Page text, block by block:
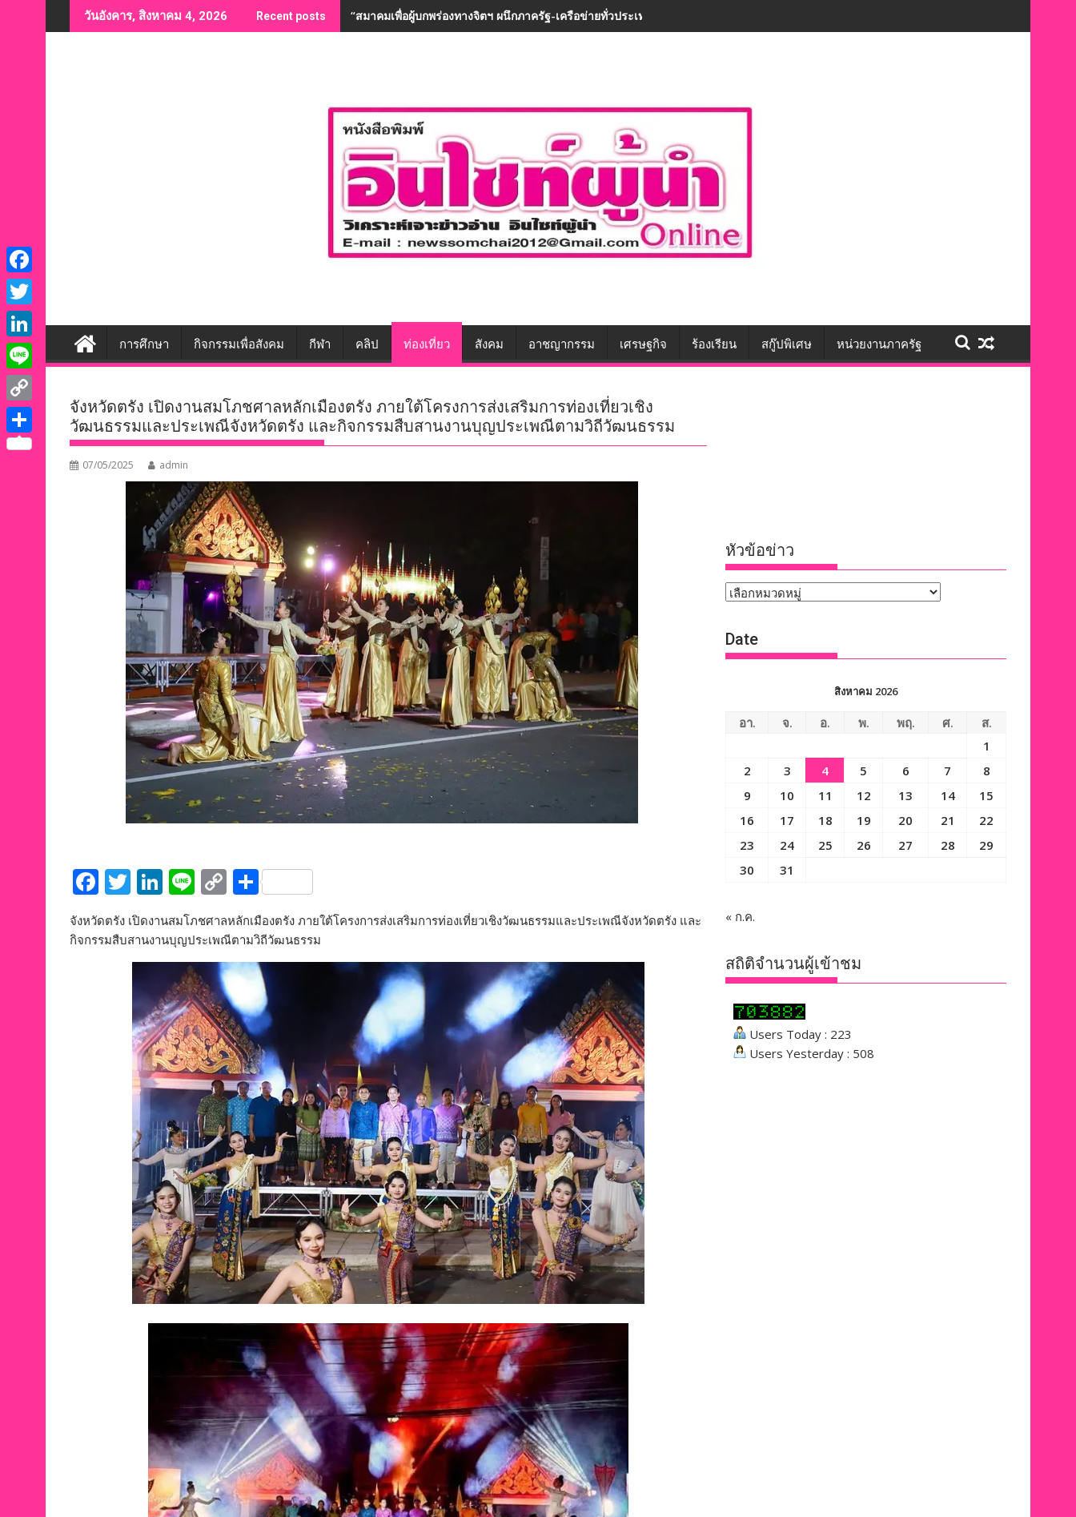
to
วันอังคาร, สิงหาคม 4, 2026 Recent posts “สมาคมเพื่อผู้บกพร่องทางจิตฯ ผนึกภาครัฐ-เครือข่ายทั่วประเทศ ขับเคลื่อนทักษะชีวิต สร้างโอกาสการจ้างงานอย่างเท่าเทียม”
การศึกษา กิจกรรมเพื่อสังคม กีฬา คลิป ท่องเที่ยว สังคม อาชญากรรม เศรษฐกิจ ร้องเรียน สกู๊ปพิเศษ หน่วยงานภาครัฐ
จังหวัดตรัง เปิดงานสมโภชศาลหลักเมืองตรัง ภายใต้โครงการส่งเสริมการท่องเที่ยวเชิง
วัฒนธรรมและประเพณีจังหวัดตรัง และกิจกรรมสืบสานงานบุญประเพณีตามวิถีวัฒนธรรม
07/05/2025 admin
F
ac
e
T
w
itt
er
Li
k
e
dI
n
Li
e
C
o
p
y
Li
n
k
S
h
ar
e
จังหวัดตรัง เปิดงานสมโภชศาลหลักเมืองตรัง ภายใต้โครงการส่งเสริมการท่องเที่ยวเชิงวัฒนธรรมและประเพณีจังหวัดตรัง และ
กิจกรรมสืบสานงานบุญประเพณีตามวิถีวัฒนธรรม
หัวข้อข่าว
หัวข้อ
Date
สิงหาคม 2026
อา. จ. อ. พ. พฤ. ศ.
ส.
1
2
3 4 5 6 7
8
9
10 11 12 13 14
15
16
17 18 19 20 21
22
23
24 25 26 27 28
29
30
31
« ก.ค.
สถิติจำนวนผู้เข้าชม
Users Today : 223
Users Yesterday : 508
F
a
c
e
b
o
o
T
w
i
t
e
L
i
n
k
e
L
i
n
C
o
S